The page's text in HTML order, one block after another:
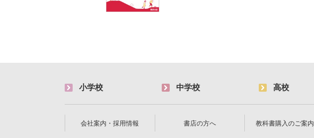
小学校 中学校 高校
会社案内・採用情報 書店の方へ 教科書購入のご案内